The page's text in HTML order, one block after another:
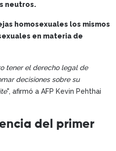
neutros.
homosexuales los mismos
en materia de
tener el derecho legal de
decisiones sobre su
", afirmó a AFP Kevin Pehthai
del primer